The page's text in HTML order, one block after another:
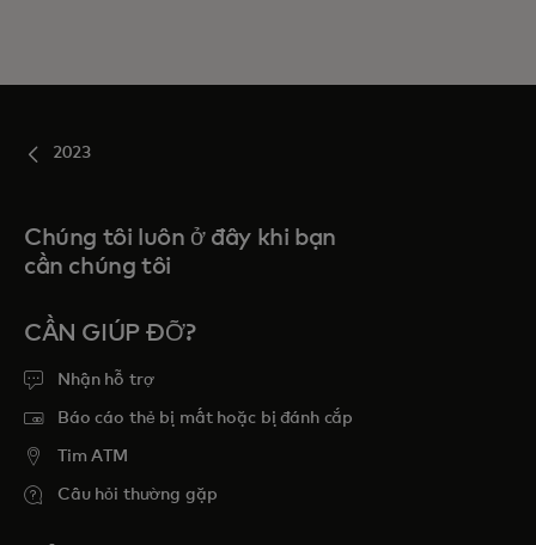
2023
Chúng tôi luôn ở đây khi bạn
cần chúng tôi
CẦN GIÚP ĐỠ?
Nhận hỗ trợ
Báo cáo thẻ bị mất hoặc bị đánh cắp
Tim ATM
Câu hỏi thường gặp